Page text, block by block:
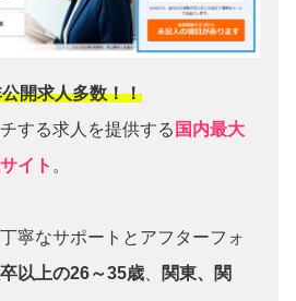
開求人多数！！
する求人を提供する 国内最大
イト 。
寧なサポートとアフターフォ
以上の26～35歳、
関東、関